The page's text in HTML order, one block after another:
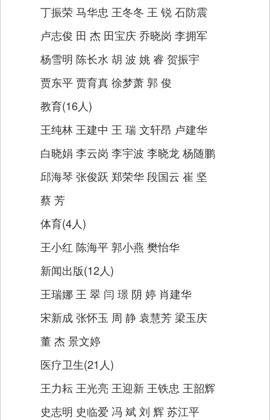
丁振荣 马华忠 王冬冬 王 锐 石防震
卢志俊 田 杰 田宝庆 乔晓岗 李拥军
杨雪明 陈长水 胡 波 姚 睿 贺振宇
贾东平 贾育真 徐梦萧 郭 俊
教育(16人)
王纯林 王建中 王 瑞 文轩昂 卢建华
白晓娟 李云岗 李宇波 李晓龙 杨随鹏
邱海琴 张俊跃 郑荣华 段国云 崔 坚
蔡 芳
体育(4人)
王小红 陈海平 郭小燕 樊怡华
新闻出版(12人)
王瑞娜 王 翠 闫 璟 阴 婷 肖建华
宋新成 张怀玉 周 静 袁慧芳 梁玉庆
董 杰 景文婷
医疗卫生(21人)
王力耘 王光亮 王迎新 王铁忠 王韶辉
史志明 史临爱 冯 斌 刘 辉 苏江平